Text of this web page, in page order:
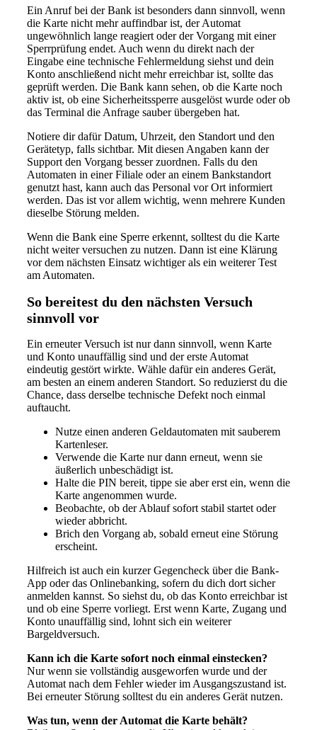
Ein Anruf bei der Bank ist besonders dann sinnvoll, wenn
die Karte nicht mehr auffindbar ist, der Automat
ungewöhnlich lange reagiert oder der Vorgang mit einer
Sperrprüfung endet. Auch wenn du direkt nach der
Eingabe eine technische Fehlermeldung siehst und dein
Konto anschließend nicht mehr erreichbar ist, sollte das
geprüft werden. Die Bank kann sehen, ob die Karte noch
aktiv ist, ob eine Sicherheitssperre ausgelöst wurde oder ob
das Terminal die Anfrage sauber übergeben hat.
Notiere dir dafür Datum, Uhrzeit, den Standort und den
Gerätetyp, falls sichtbar. Mit diesen Angaben kann der
Support den Vorgang besser zuordnen. Falls du den
Automaten in einer Filiale oder an einem Bankstandort
genutzt hast, kann auch das Personal vor Ort informiert
werden. Das ist vor allem wichtig, wenn mehrere Kunden
dieselbe Störung melden.
Wenn die Bank eine Sperre erkennt, solltest du die Karte
nicht weiter versuchen zu nutzen. Dann ist eine Klärung
vor dem nächsten Einsatz wichtiger als ein weiterer Test
am Automaten.
So bereitest du den nächsten Versuch
sinnvoll vor
Ein erneuter Versuch ist nur dann sinnvoll, wenn Karte
und Konto unauffällig sind und der erste Automat
eindeutig gestört wirkte. Wähle dafür ein anderes Gerät,
am besten an einem anderen Standort. So reduzierst du die
Chance, dass derselbe technische Defekt noch einmal
auftaucht.
Nutze einen anderen Geldautomaten mit sauberem
Kartenleser.
Verwende die Karte nur dann erneut, wenn sie
äußerlich unbeschädigt ist.
Halte die PIN bereit, tippe sie aber erst ein, wenn die
Karte angenommen wurde.
Beobachte, ob der Ablauf sofort stabil startet oder
wieder abbricht.
Brich den Vorgang ab, sobald erneut eine Störung
erscheint.
Hilfreich ist auch ein kurzer Gegencheck über die Bank-
App oder das Onlinebanking, sofern du dich dort sicher
anmelden kannst. So siehst du, ob das Konto erreichbar ist
und ob eine Sperre vorliegt. Erst wenn Karte, Zugang und
Konto unauffällig sind, lohnt sich ein weiterer
Bargeldversuch.
Kann ich die Karte sofort noch einmal einstecken?
Nur wenn sie vollständig ausgeworfen wurde und der
Automat nach dem Fehler wieder im Ausgangszustand ist.
Bei erneuter Störung solltest du ein anderes Gerät nutzen.
Was tun, wenn der Automat die Karte behält?